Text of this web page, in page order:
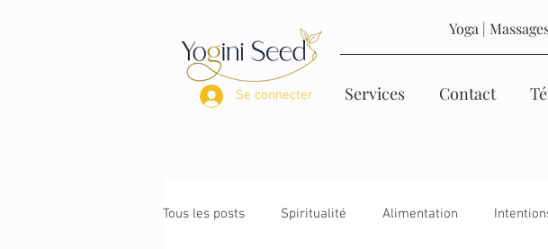
Yoga |
Services Contact
Se connecter
Tous les posts Spiritualité Alimentation